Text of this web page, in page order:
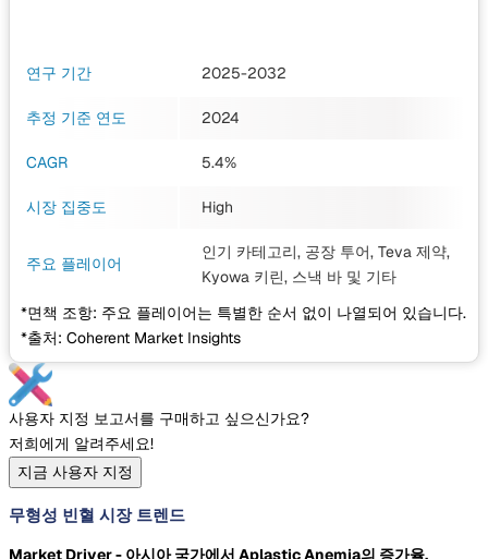
연구 기간 2025-2032
추정 기준 연도 2024
CAGR 5.4%
시장 집중도 High
주요 플레이어
인기 카테고리, 공장 투어, Teva 제약,
Kyowa 키린, 스낵 바 및 기타
*면책 조항: 주요 플레이어는 특별한 순서 없이 나열되어 있습니다.
*출처: Coherent Market Insights
사용자 지정 보고서를 구매하고 싶으신가요?
저희에게 알려주세요!
지금 사용자 지정
무형성 빈혈 시장 트렌드
Market Driver - 아시아 국가에서 Aplastic Anemia의 증가율.